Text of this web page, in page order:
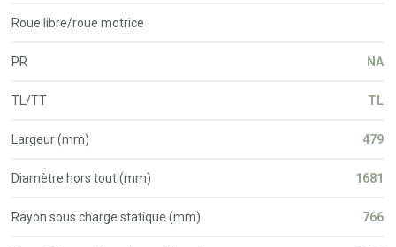
Roue libre/roue motrice
PR NA
TL/TT TL
Largeur (mm) 479
Diamètre hors tout (mm) 1681
Rayon sous charge statique (mm) 766